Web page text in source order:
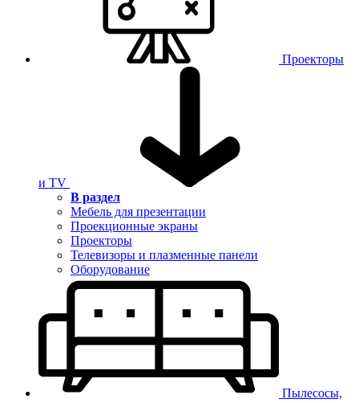
Проекторы
и TV
В раздел
Мебель для презентации
Проекционные экраны
Проекторы
Телевизоры и плазменные панели
Оборудование
Пылесосы,